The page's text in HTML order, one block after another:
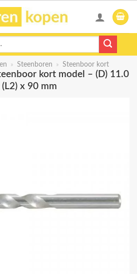
» Steenboren » Steenboor kort
kort model – (D) 11.0
x 90 mm